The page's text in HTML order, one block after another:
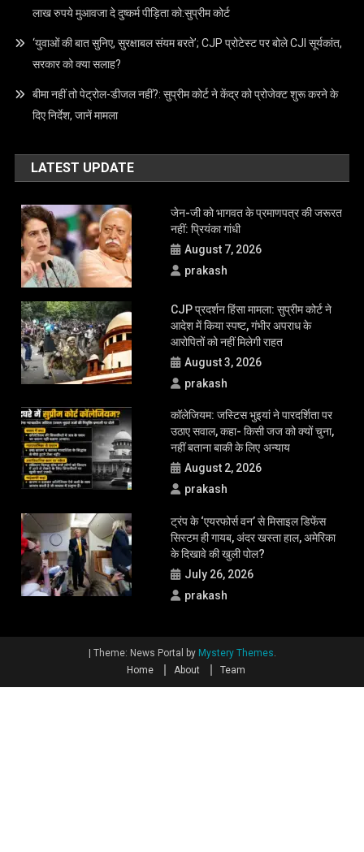
लाख रुपये मुआवजा दे दुष्कर्म पीड़िता को:सुप्रीम कोर्ट
‘युवाओं की बात सुनिए, सुरक्षाबल संयम बरते’; CJP प्रोटेस्ट पर बोले CJI सूर्यकांत,
सरकार को क्या सलाह?
बीमा नहीं तो पेट्रोल-डीजल नहीं?: सुप्रीम कोर्ट ने केंद्र को प्रोजेक्ट शुरू करने के
दिए निर्देश, जानें मामला
LATEST UPDATE
जेन-जी को भागवत के प्रमाणपत्र की जरूरत
नहीं: प्रियंका गांधी
August 7, 2026
prakash
CJP प्रदर्शन हिंसा मामला: सुप्रीम कोर्ट ने
आदेश में किया स्पष्ट, गंभीर अपराध के
आरोपितों को नहीं मिलेगी राहत
August 3, 2026
prakash
कॉलेजियम: जस्टिस भुइयां ने पारदर्शिता पर
उठाए सवाल, कहा- किसी जज को क्यों चुना,
नहीं बताना बाकी के लिए अन्याय
August 2, 2026
prakash
ट्रंप के ‘एयरफोर्स वन’ से मिसाइल डिफेंस
सिस्टम ही गायब, अंदर खस्ता हाल, अमेरिका
के दिखावे की खुली पोल?
July 26, 2026
prakash
Theme: News Portal by Mystery Themes.
Home
About Team